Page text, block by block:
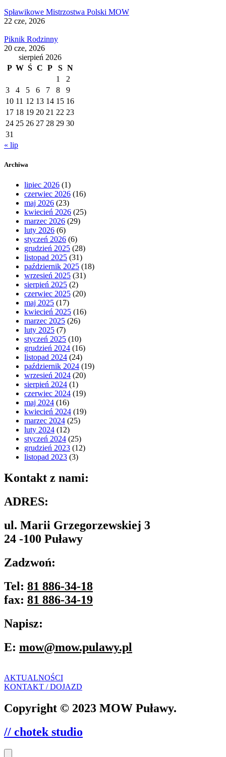
Spławikowe Mistrzostwa Polski MOW
22 cze, 2026
Piknik Rodzinny
20 cze, 2026
sierpień 2026
P W Ś C P S N
1
2
3
4 5 6 7 8
9
10 11 12 13 14 15 16
17 18 19 20 21 22 23
24 25 26 27 28 29 30
31
« lip
Archiwa
lipiec 2026 (1)
czerwiec 2026 (16)
maj 2026 (23)
kwiecień 2026 (25)
marzec 2026 (29)
luty 2026 (6)
styczeń 2026 (6)
grudzień 2025 (28)
listopad 2025 (31)
październik 2025 (18)
wrzesień 2025 (31)
sierpień 2025 (2)
czerwiec 2025 (20)
maj 2025 (17)
kwiecień 2025 (16)
marzec 2025 (26)
luty 2025 (7)
styczeń 2025 (10)
grudzień 2024 (16)
listopad 2024 (24)
październik 2024 (19)
wrzesień 2024 (20)
sierpień 2024 (1)
czerwiec 2024 (19)
maj 2024 (16)
kwiecień 2024 (19)
marzec 2024 (25)
luty 2024 (12)
styczeń 2024 (25)
grudzień 2023 (12)
listopad 2023 (3)
Kontakt z nami:
ADRES:
ul. Marii Grzegorzewskiej 3
24 -100 Puławy
Zadzwoń:
Tel: 81 886-34-18
fax: 81 886-34-19
Napisz:
E: mow@mow.pulawy.pl
AKTUALNOŚCI
KONTAKT / DOJAZD
Copyright © 2023 MOW Puławy.
// chotek studio